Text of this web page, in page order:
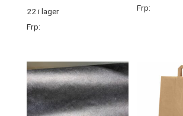
22 i lager
Frp:
Frp: